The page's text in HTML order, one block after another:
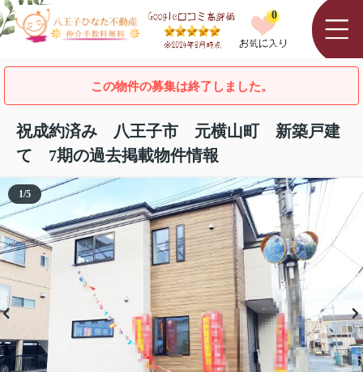
0
この物件の募集は終了しました。
祝成約済み 八王子市 元横山町 新築戸建
て 7期の過去掲載物件情報
1/5